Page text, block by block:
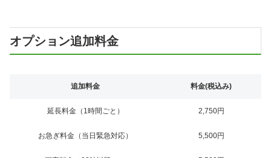
オプション追加料金
追加料金 料金(税込み)
延長料金（1時間ごと） 2,750円
お急ぎ料金（当日緊急対応） 5,500円